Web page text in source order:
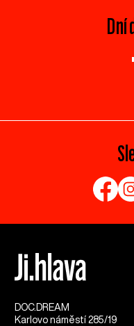
DOC.DREAM​
Karlovo náměstí 285/19